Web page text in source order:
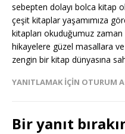
sebepten dolayı bolca kitap
çeşit kitaplar yaşamımıza
kitapları okuduğumuz
hikayelere güzel masallara
zengin bir kitap dünyasına
YANITLAMAK IÇIN OTURUM
Bir yanıt